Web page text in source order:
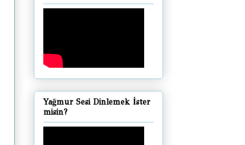
Yağmur Sesi Dinlemek İster
misin?